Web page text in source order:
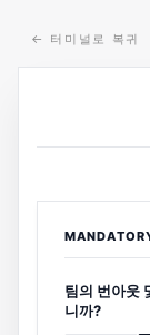
← 터미널로 복귀
팀의 번아웃
니까?